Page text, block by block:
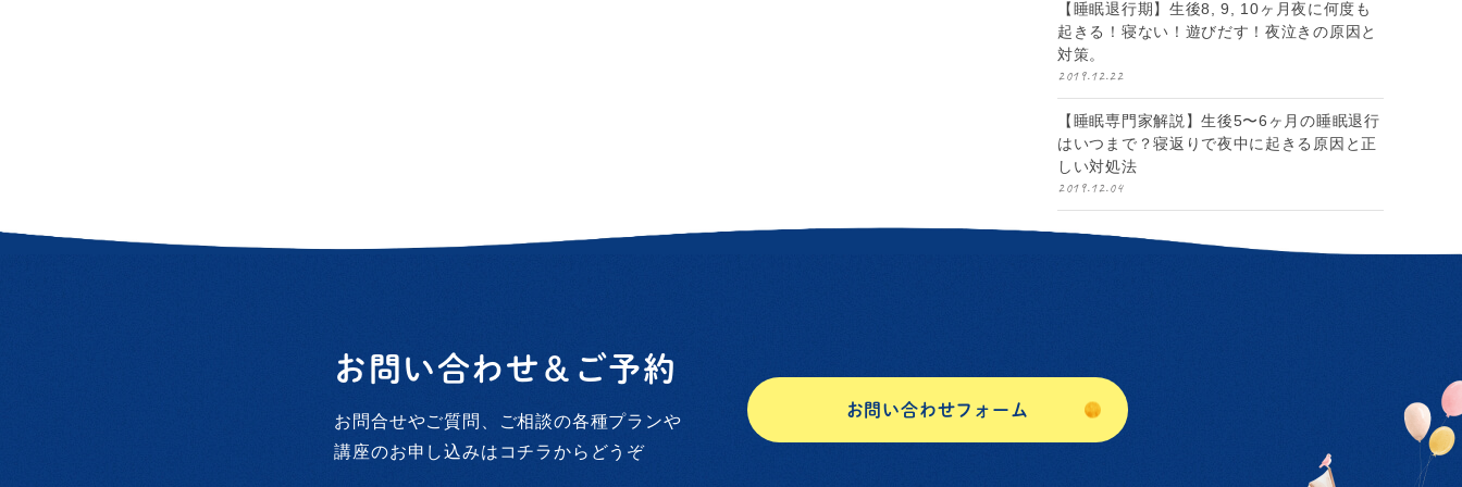
【睡眠退行期】生後8, 9, 10ヶ月夜に何度も
起きる！寝ない！遊びだす！夜泣きの原因と
対策。
2019.12.22
【睡眠専門家解説】生後5〜6ヶ月の睡眠退行
はいつまで？寝返りで夜中に起きる原因と正
しい対処法
2019.12.04
お問い合わせ＆ご予約
お問合せやご質問、ご相談の各種プランや
講座のお申し込みはコチラからどうぞ
お問い合わせフォーム